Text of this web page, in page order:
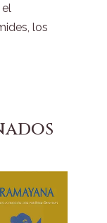
los